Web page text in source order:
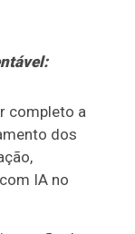
completo a
dos
IA no